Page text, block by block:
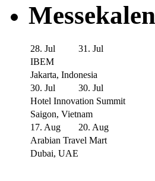
28. Jul
31. Jul
IBEM
Jakarta, Indonesia
30. Jul
30. Jul
Hotel Innovation Summit
Saigon, Vietnam
17. Aug
20. Aug
Arabian Travel Mart
Dubai, UAE